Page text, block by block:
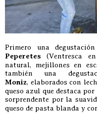
Primero una
Peperetes (Ventresca
natural, mejillones en
también una
Moniz, elaborados con
queso azul que destaca
sorprendente por la
queso de pasta blanda y